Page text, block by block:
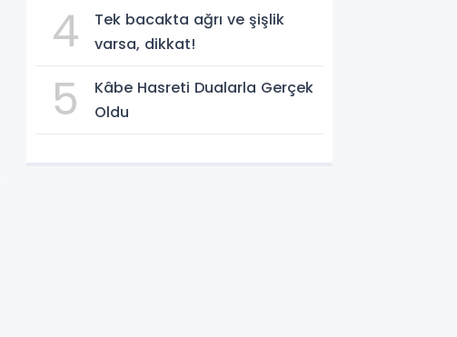
4
Tek bacakta ağrı ve şişlik
varsa, dikkat!
5
Kâbe Hasreti Dualarla Gerçek
Oldu